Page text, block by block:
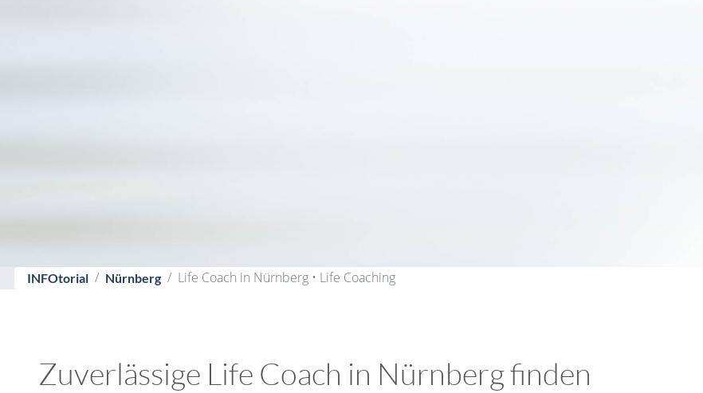
INFOtorial Nürnberg Life Coach in Nürnberg • Life Coaching
Zuverlässige Life Coach in Nürnberg finden